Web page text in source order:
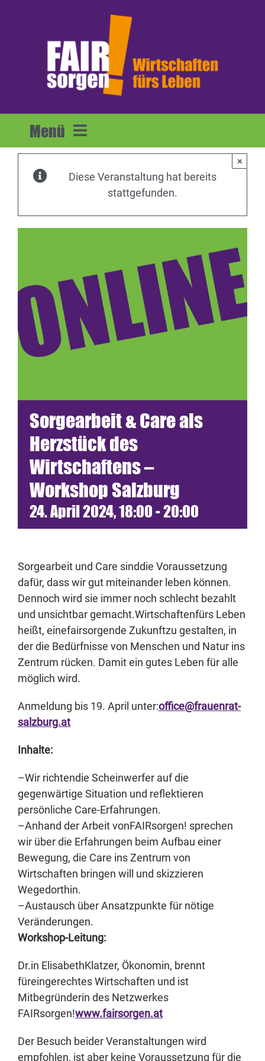
Menü
Home
Termine
Netzwerk
Blickwinkel
Spenden
Presse
Diese Veranstaltung hat bereits
stattgefunden.
×
Sorgearbeit & Care als
Herzstück des
Wirtschaftens –
Workshop Salzburg
24. April 2024, 18:00-20:00
Sorgearbeit und Care sinddie Voraussetzung
dafür, dass wir gut miteinander leben können.
Dennoch wird sie immer noch schlecht bezahlt
und unsichtbar gemacht.Wirtschaftenfürs Leben
heißt, einefairsorgende Zukunftzu gestalten, in
der die Bedürfnisse von Menschen und Natur ins
Zentrum rücken. Damit ein gutes Leben für alle
möglich wird.
Anmeldung bis 19. April unter:office@frauenrat-
salzburg.at
Inhalte:
–Wir richtendie Scheinwerfer auf die
gegenwärtige Situation und reflektieren
persönliche Care-Erfahrungen.
–Anhand der Arbeit vonFAIRsorgen! sprechen
wir über die Erfahrungen beim Aufbau einer
Bewegung, die Care ins Zentrum von
Wirtschaften bringen will und skizzieren
Wegedorthin.
–Austausch über Ansatzpunkte für nötige
Veränderungen.
Workshop-Leitung:
Dr.in ElisabethKlatzer, Ökonomin, brennt
füreingerechtes Wirtschaften und ist
Mitbegründerin des Netzwerkes
FAIRsorgen!www.fairsorgen.at
Der Besuch beider Veranstaltungen wird
empfohlen, ist aber keine Voraussetzung für die